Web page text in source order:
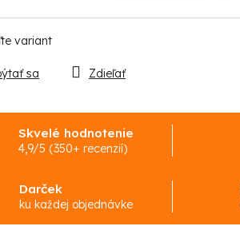
variant
Skvelé hodnotenie
4,9/5 (350+ recenzií)
Darček
ku každej objednávke
sa Zdieľať